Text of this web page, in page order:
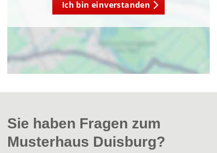
Ich bin einverstanden
Sie haben Fragen zum
Musterhaus Duisburg?